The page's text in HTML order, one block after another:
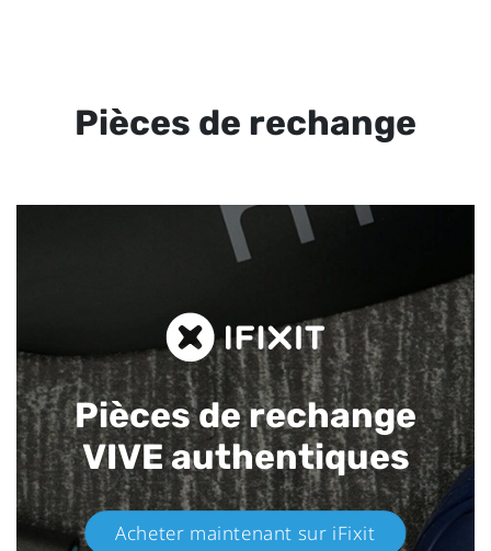
Pièces de rechange
Pièces de rechange
VIVE authentiques​
Acheter maintenant sur iFixit​